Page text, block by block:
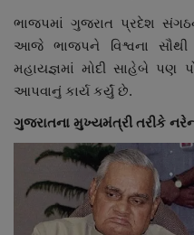
ભાજપમાં ગુજરાત પ્રદેશ
આજે ભાજપને વિશ્વના સૌથી
મહાયજ્ઞમાં મોદી સાહેબે પણ
આપવાનું કાર્ય કર્યું છે.
ગુજરાતના મુખ્યમંત્રી તરીકે